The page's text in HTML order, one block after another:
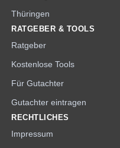
Thüringen
RATGEBER & TOOLS
Ratgeber
Kostenlose Tools
Für Gutachter
Gutachter eintragen
RECHTLICHES
Impressum